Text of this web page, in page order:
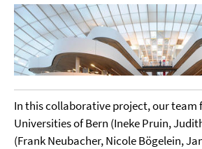
In this collaborative project, our team
Universities of Bern (Ineke Pruin,
(Frank Neubacher, Nicole Bögelein,